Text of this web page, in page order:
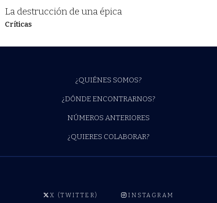
La destrucción de una épica
Críticas
¿QUIÉNES SOMOS?
¿DÓNDE ENCONTRARNOS?
NÚMEROS ANTERIORES
¿QUIERES COLABORAR?
X (TWITTER) INSTAGRAM